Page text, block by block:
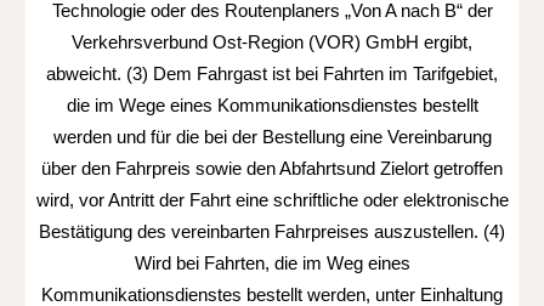
Technologie oder des Routenplaners „Von A nach B“ der
Verkehrsverbund Ost-Region (VOR) GmbH ergibt,
abweicht. (3) Dem Fahrgast ist bei Fahrten im Tarifgebiet,
die im Wege eines Kommunikationsdienstes bestellt
werden und für die bei der Bestellung eine Vereinbarung
über den Fahrpreis sowie den Abfahrtsund Zielort getroffen
wird, vor Antritt der Fahrt eine schriftliche oder elektronische
Bestätigung des vereinbarten Fahrpreises auszustellen. (4)
Wird bei Fahrten, die im Weg eines
Kommunikationsdienstes bestellt werden, unter Einhaltung